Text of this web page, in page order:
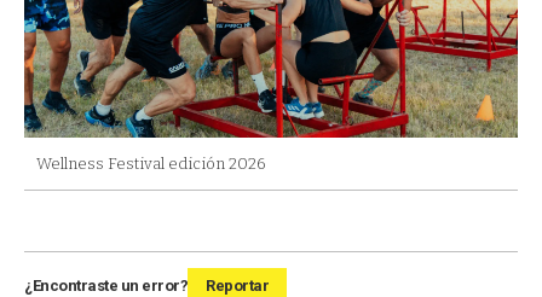
Wellness Festival edición 2026
¿Encontraste un error? Reportar